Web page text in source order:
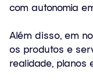
com autonomia
Além disso, em
os produtos e
realidade, planos